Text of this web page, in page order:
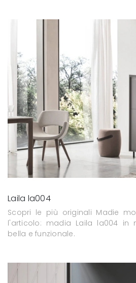
Laila la004
Scopri le più originali Madie
l'articolo: madia Laila la004 in
bella e funzionale.